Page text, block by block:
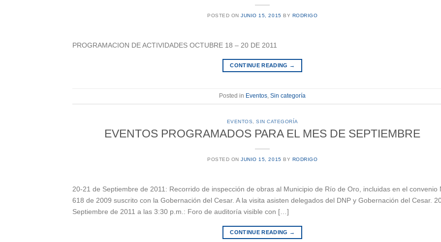
POSTED ONJUNIO 15, 2015 BY RODRIGO
PROGRAMACION DE ACTIVIDADES OCTUBRE 18 – 20 DE 2011
CONTINUE READING →
Posted in Eventos,Sin categoría
EVENTOS,SIN CATEGORÍA
EVENTOS PROGRAMADOS PARA EL MES DE SEPTIEMBRE
POSTED ONJUNIO 15, 2015 BY RODRIGO
20-21 de Septiembre de 2011: Recorrido de inspección de obras al Municipio de Río de Oro, incluidas en el convenio
618 de 2009 suscrito con la Gobernación del Cesar. A la visita asisten delegados del DNP y Gobernación del Cesar.
Septiembre de 2011 a las 3:30 p.m.: Foro de auditoría visible con […]
CONTINUE READING →